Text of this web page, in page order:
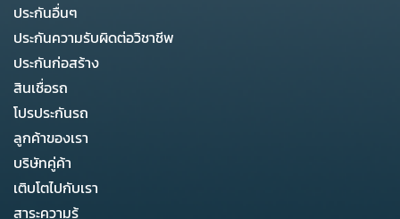
ประกันอื่นๆ
ประกันความรับผิดต่อวิชาชีพ
ประกันก่อสร้าง
สินเชื่อรถ
โปรประกันรถ
ลูกค้าของเรา
บริษัทคู่ค้า
เติบโตไปกับเรา
สาระความรู้